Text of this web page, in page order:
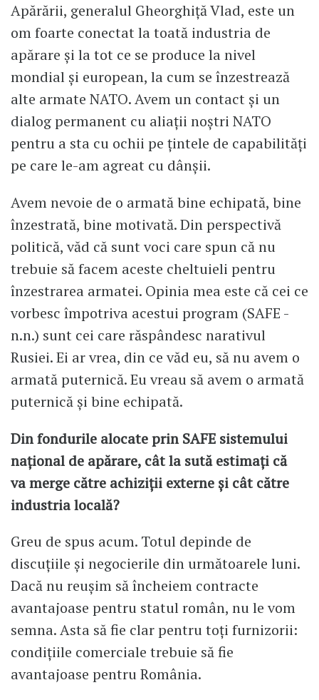
Apărării, generalul Gheorghiță Vlad, este un
om foarte conectat la toată industria de
apărare și la tot ce se produce la nivel
mondial și european, la cum se înzestrează
alte armate NATO. Avem un contact și un
dialog permanent cu aliații noștri NATO
pentru a sta cu ochii pe țintele de capabilități
pe care le-am agreat cu dânșii.
Avem nevoie de o armată bine echipată, bine
înzestrată, bine motivată. Din perspectivă
politică, văd că sunt voci care spun că nu
trebuie să facem aceste cheltuieli pentru
înzestrarea armatei. Opinia mea este că cei ce
vorbesc împotriva acestui program (SAFE -
n.n.) sunt cei care răspândesc narativul
Rusiei. Ei ar vrea, din ce văd eu, să nu avem o
armată puternică. Eu vreau să avem o armată
puternică și bine echipată.
Din fondurile alocate prin SAFE sistemului
național de apărare, cât la sută estimați că
va merge către achiziții externe și cât către
industria locală?
Greu de spus acum. Totul depinde de
discuțiile și negocierile din următoarele luni.
Dacă nu reușim să încheiem contracte
avantajoase pentru statul român, nu le vom
semna. Asta să fie clar pentru toți furnizorii:
condițiile comerciale trebuie să fie
avantajoase pentru România.